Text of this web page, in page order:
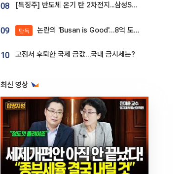
08 [특징주] 반도체 온기 탄 2차전지...삼성SDI, 장 초반 7% 넘게 껑충
09 단독 논란의 'Busan is Good'…8억 도시브랜드, 용산 대통령실 CI 업체가 수행
10 고점서 후퇴한 국제 금값…국내 금시세는?
최신 영상